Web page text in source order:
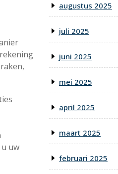
uw
augustus 2025
juli 2025
juni 2025
mei 2025
april 2025
maart 2025
februari 2025